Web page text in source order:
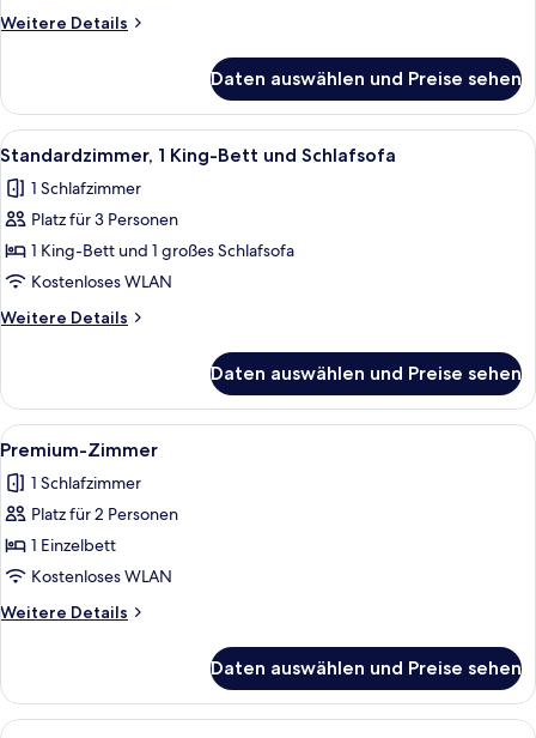
Weitere Details
Weitere
2 Einzelbetten
Daten auswählen und Preise sehen
Alle
Fotos
für
Standardzimmer,
1 King-
Bett
und
Schlafsofa
Ein Hotel-Rezeptionsbereich mit
6
Standardzimmer, 1 King-Bett und Schlafsofa
1 Schlafzimmer
Platz für 3 Personen
1 King-Bett und 1 großes Schlafsofa
Kostenloses WLAN
Weitere Details
Weitere
1 King-
Bett
und
Daten auswählen und Preise sehen
Alle
Fotos
für
Premium-
Zimmer
anzeigen
Ein Hotelzimmer mit einem
2
Premium-Zimmer
1 Schlafzimmer
Platz für 2 Personen
1 Einzelbett
Kostenloses WLAN
Weitere Details
Weitere
Zimmer
Daten auswählen und Preise sehen
Alle Ein Hotelzimmer mit einem Bett,